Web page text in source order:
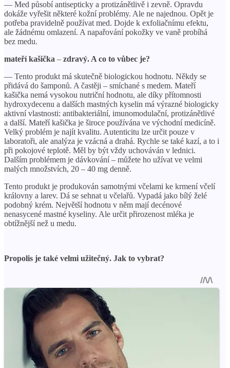
— Med působí antisepticky a protizánětlivě i zevně. Opravdu
dokáže vyřešit některé kožní problémy. Ale ne najednou. Opět je
potřeba pravidelně používat med. Dojde k exfoliačnímu efektu,
ale žádnému omlazení. A napařování pokožky ve vaně probíhá
bez medu.
mateří kašička – zdravý. A co to vůbec je?
— Tento produkt má skutečně biologickou hodnotu. Někdy se
přidává do šamponů. A častěji – smíchané s medem. Mateří
kašička nemá vysokou nutriční hodnotu, ale díky přítomnosti
hydroxydecenu a dalších mastných kyselin má výrazné biologicky
aktivní vlastnosti: antibakteriální, imunomodulační, protizánětlivé
a další. Mateří kašička je široce používána ve východní medicíně.
Velký problém je najít kvalitu. Autenticitu lze určit pouze v
laboratoři, ale analýza je vzácná a drahá. Rychle se také kazí, a to i
při pokojové teplotě. Měl by být vždy uchováván v lednici.
Dalším problémem je dávkování – můžete ho užívat ve velmi
malých množstvích, 20 – 40 mg denně.
Tento produkt je produkován samotnými včelami ke krmení včelí
královny a larev. Dá se sehnat u včelařů. Vypadá jako bílý želé
podobný krém. Největší hodnotu v něm mají decénové
nenasycené mastné kyseliny. Ale určit přirozenost mléka je
obtížnější než u medu.
Propolis je také velmi užitečný. Jak to vybrat?